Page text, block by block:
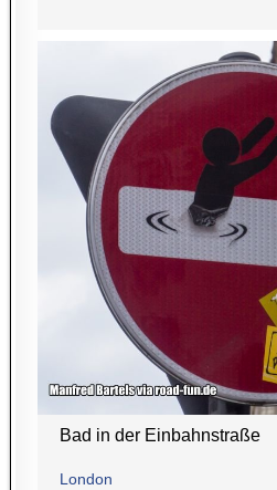
Bad in der Einbahnstraße
London